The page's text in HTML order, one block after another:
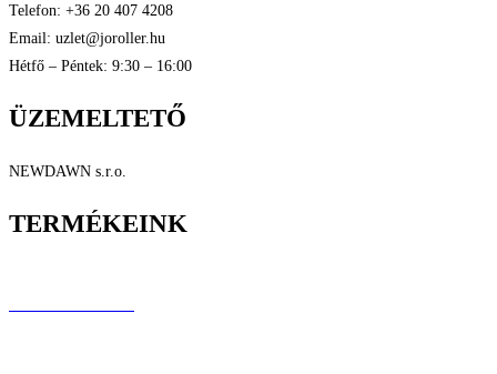
Telefon: +36 20 407 4208
Email: uzlet@joroller.hu
Hétfő – Péntek: 9:30 – 16:00
ÜZEMELTETŐ
NEWDAWN s.r.o.
TERMÉKEINK